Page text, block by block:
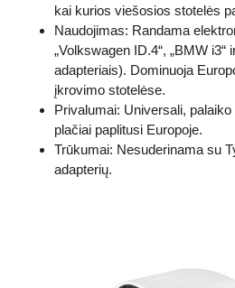
kai kurios viešosios stotelės
Naudojimas: Randama
„Volkswagen ID.4“, „BMW i3“
adapteriais). Dominuoja
įkrovimo stotelėse.
Privalumai: Universali,
plačiai paplitusi Europoje.
Trūkumai: Nesuderinama su
adapterių.